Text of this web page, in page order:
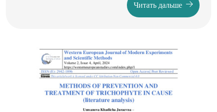
концепта «сердце», рассматриваемый концепт имеет
Читать дальше